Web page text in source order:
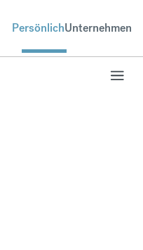
PersönlichUnternehmen